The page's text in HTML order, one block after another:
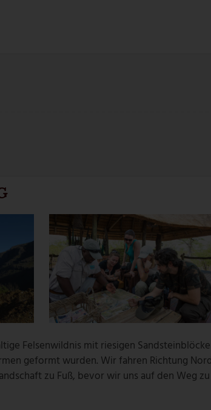
Felsenwildnis mit riesigen
geformt wurden. Wir fahren Richtung
zu Fuß, bevor wir uns auf den Weg